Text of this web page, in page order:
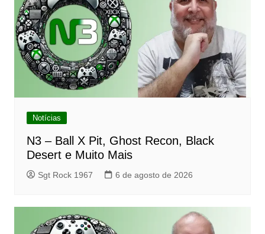
Notícias
N3 – Ball X Pit, Ghost Recon, Black
Desert e Muito Mais
Sgt Rock 1967 6 de agosto de 2026